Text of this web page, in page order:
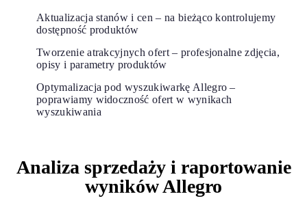
Aktualizacja stanów i cen – na bieżąco kontrolujemy
dostępność produktów
Tworzenie atrakcyjnych ofert – profesjonalne zdjęcia,
opisy i parametry produktów
Optymalizacja pod wyszukiwarkę Allegro –
poprawiamy widoczność ofert w wynikach
wyszukiwania
Analiza sprzedaży i raportowanie
wyników Allegro